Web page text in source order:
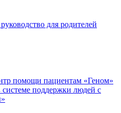
для родителей
помощи пациентам «Геном»
поддержки людей с